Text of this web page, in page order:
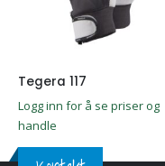
Tegera 117
Logg inn for å se priser og
handle